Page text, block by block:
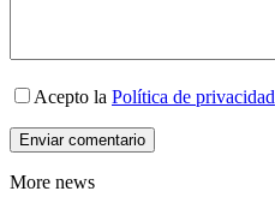
Acepto la Política de privacidad
More news